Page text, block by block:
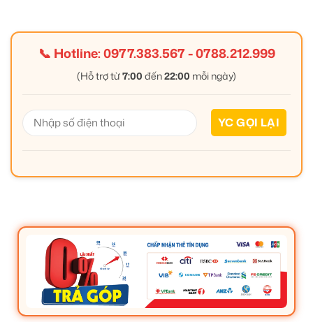
📞 Hotline:0977.383.567-0788.212.999
(Hỗ trợ từ7:00 đến22:00 mỗi ngày)